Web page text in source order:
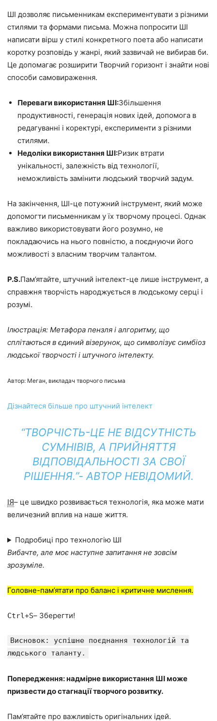
ШІ дозволяє письменникам експериментувати з різними
стилями та формами письма. Можна попросити ШІ
написати вірш у стилі конкретного поета або написати
коротку розповідь у жанрі, який зазвичай не вибирав би.
Це допомагає розширити Творчий горизонт і знайти нові
способи самовираження.
Переваги використання ШІ:Збільшення
продуктивності, генерація нових ідей, допомога в
редагуванні і коректурі, експерименти з різними
стилями.
Недоліки використання ШІ:Ризик втрати
унікальності, залежність від технології,
неможливість замінити людський творчий задум.
На закінчення, ШІ-це потужний інструмент, який може
допомогти письменникам у їх творчому процесі. Однак
важливо використовувати його розумно, не
покладаючись на нього повністю, а поєднуючи його
можливості з власним творчим талантом.
P.S.Пам’ятайте, штучний інтелект-це лише інструмент, а
справжня творчість народжується в людському серці і
розумі.
Ілюстрація: Метафора пензля і алгоритму, що
сплітаються в єдиний візерунок, що символізує симбіоз
людської творчості і штучного інтелекту.
Автор: Меган, викладач творчого письма
Дізнайтеся більше про штучний інтелект
“ТВОРЧІСТЬ-ЦЕ НЕ ВІДСУТНІСТЬ
СУМНІВІВ, А ПРИЙНЯТТЯ
ВІДПОВІДАЛЬНОСТІ ЗА СВОЇ
РІШЕННЯ.”- АВТОР НЕВІДОМИЙ.
ІЯ– це швидко розвивається технологія, яка може мати
величезний вплив на наше життя.
Подробиці про технологію ШІ
Вибачте, але моє наступне запитання не зовсім
зрозуміле.
Головне-пам’ятати про баланс і критичне мислення.
Ctrl+S– Зберегти!
Висновок: успішне поєднання технологій та
людського таланту.
Попередження: надмірне використання ШІ може
призвести до стагнації творчого розвитку.
Пам’ятайте про важливість оригінальних ідей.